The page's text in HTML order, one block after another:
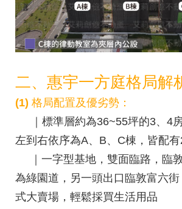
二、惠宇一方庭格局解
(1) 格局配置及優劣勢：
｜標準層約為36~55坪的3、4
左到右依序為A、B、C棟，皆配
｜一字型基地，雙面臨路，臨
為綠園道，另一頭出口臨敦富六
式大賣場，輕鬆採買生活用品